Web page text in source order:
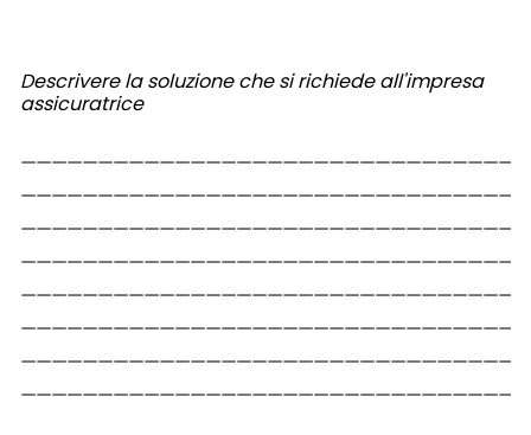
Descrivere la soluzione che si richiede all'impresa
assicuratrice